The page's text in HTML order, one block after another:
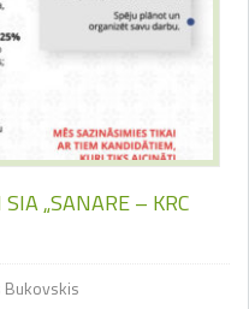
„SANARE – KRC
Bukovskis